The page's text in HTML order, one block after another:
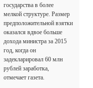
государства в более
мелкой структуре. Размер
предположительной взятки
оказался вдвое больше
дохода министра за 2015
год, когда он
задекларировал 60 млн
рублей заработка,
отмечает газета.